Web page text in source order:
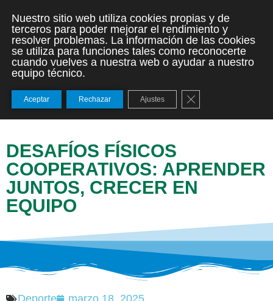
DESAFÍOS FÍSICOS
COOPERATIVOS: APRENDER
JUNTOS, CRECER EN
EQUIPO
Deporte marzo 18, 2025
Nuestro sitio web utiliza cookies propias y de
terceros para poder mejorar el rendimiento y
resolver problemas. La información de las cookies
se utiliza para funciones tales como reconocerte
cuando vuelves a nuestra web o ayudar a nuestro
equipo técnico.
Aceptar Rechazar Ajustes Cerrar el banner de